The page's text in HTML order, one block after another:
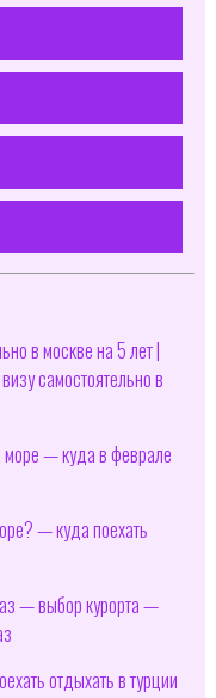
в москве на 5 лет |
самостоятельно в
море — куда в феврале
— куда поехать
— выбор курорта —
отдыхать в турции